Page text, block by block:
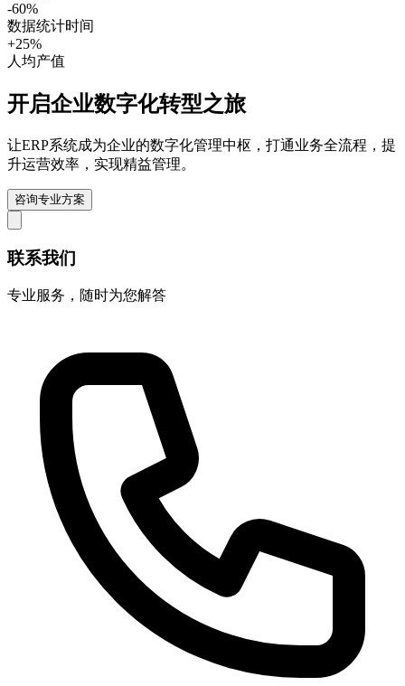
-60%
数据统计时间
+25%
人均产值
开启企业数字化转型之旅
让ERP系统成为企业的数字化管理中枢，打通业务全流程，提
升运营效率，实现精益管理。
咨询专业方案
联系我们
专业服务，随时为您解答